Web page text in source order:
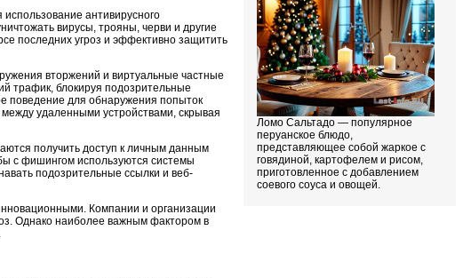
антивирусного
вирусы, трояны, черви и другие
последних угроз и эффективно защитить
вторжений и виртуальные частные
трафик, блокируя подозрительные
поведение для обнаружения попыток
удаленными устройствами, скрывая
получить доступ к личным данным
с фишингом используются системы
подозрительные ссылки и веб-
Компании и организации
Однако наиболее важным фактором в
Ломо Сальтадо — популярное
перуанское блюдо,
представляющее собой жаркое с
говядиной, картофелем и рисом,
приготовленное с добавлением
соевого соуса и овощей.